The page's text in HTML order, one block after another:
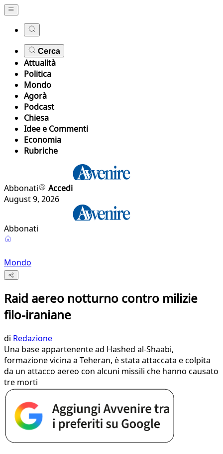
Cerca
Attualità
Politica
Mondo
Agorà
Podcast
Chiesa
Idee e Commenti
Economia
Rubriche
Abbonati
Accedi
August 9, 2026
Abbonati
Mondo
Raid aereo notturno contro milizie
filo-iraniane
di Redazione
Una base appartenente ad Hashed al-Shaabi,
formazione vicina a Teheran, è stata attaccata e colpita
da un attacco aereo con alcuni missili che hanno causato
tre morti